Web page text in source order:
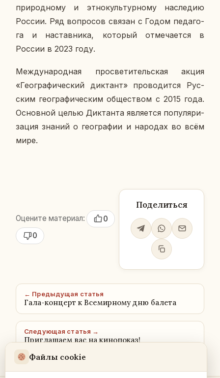
при­род­но­му и эт­но­куль­тур­но­му на­сле­дию
России. Ряд во­про­сов связан с Годом пе­да­го­
га и на­став­ни­ка, ко­то­рый от­ме­ча­ет­ся в
России в 2023 году.
Меж­ду­на­род­ная про­све­ти­тель­ская акция
«Гео­гра­фи­че­ский дик­тант» про­во­дит­ся Рус­
ским гео­гра­фи­че­ским об­ще­ством с 2015 года.
Ос­нов­ной целью Дик­тан­та яв­ля­ет­ся по­пу­ля­ри­
за­ция знаний о гео­гра­фии и на­ро­дах во всём
мире.
Оцените материал:
0
0
Поделиться
← Предыдущая статья
Гала-концерт к Всемирному дню балета
Следующая статья →
Приглашаем вас на кинопоказ!
Файлы cookie